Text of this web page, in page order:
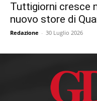
Tuttigiorni cresce
nuovo store di
Redazione - 30 Luglio 2026